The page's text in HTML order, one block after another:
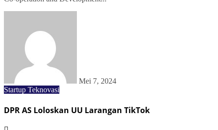
Mei 7, 2024
Startup Teknovasi
DPR AS Loloskan UU Larangan TikTok